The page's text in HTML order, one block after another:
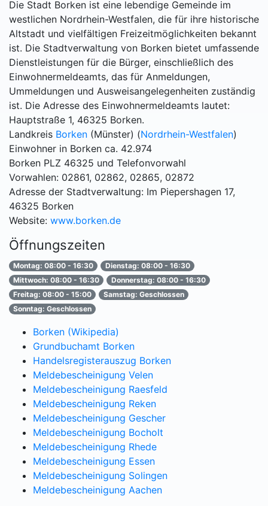
Die Stadt Borken ist eine lebendige Gemeinde im
westlichen Nordrhein-Westfalen, die für ihre historische
Altstadt und vielfältigen Freizeitmöglichkeiten bekannt
ist. Die Stadtverwaltung von Borken bietet umfassende
Dienstleistungen für die Bürger, einschließlich des
Einwohnermeldeamts, das für Anmeldungen,
Ummeldungen und Ausweisangelegenheiten zuständig
ist. Die Adresse des Einwohnermeldeamts lautet:
Hauptstraße 1, 46325 Borken.
Landkreis Borken (Münster) (Nordrhein-Westfalen)
Einwohner in Borken ca. 42.974
Borken PLZ 46325 und Telefonvorwahl
Vorwahlen: 02861, 02862, 02865, 02872
Adresse der Stadtverwaltung: Im Piepershagen 17,
46325 Borken
Website: www.borken.de
Öffnungszeiten
Montag: 08:00 - 16:30
Dienstag: 08:00 - 16:30
Mittwoch: 08:00 - 16:30
Donnerstag: 08:00 - 16:30
Freitag: 08:00 - 15:00
Samstag: Geschlossen
Sonntag: Geschlossen
Borken (Wikipedia)
Grundbuchamt Borken
Handelsregisterauszug Borken
Meldebescheinigung Velen
Meldebescheinigung Raesfeld
Meldebescheinigung Reken
Meldebescheinigung Gescher
Meldebescheinigung Bocholt
Meldebescheinigung Rhede
Meldebescheinigung Essen
Meldebescheinigung Solingen
Meldebescheinigung Aachen